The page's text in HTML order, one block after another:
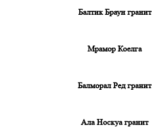
Балтик Браун гранит
Мрамор Коелга
Балморал Ред гранит
Ала Носкуа гранит